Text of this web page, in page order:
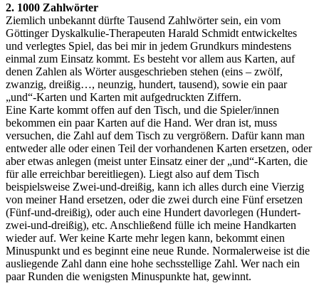
2. 1000 Zahlwörter
Ziemlich unbekannt dürfte Tausend Zahlwörter sein, ein vom
Göttinger Dyskalkulie-Therapeuten Harald Schmidt entwickeltes
und verlegtes Spiel, das bei mir in jedem Grundkurs mindestens
einmal zum Einsatz kommt. Es besteht vor allem aus Karten, auf
denen Zahlen als Wörter ausgeschrieben stehen (eins – zwölf,
zwanzig, dreißig…, neunzig, hundert, tausend), sowie ein paar
„und“-Karten und Karten mit aufgedruckten Ziffern.
Eine Karte kommt offen auf den Tisch, und die Spieler/innen
bekommen ein paar Karten auf die Hand. Wer dran ist, muss
versuchen, die Zahl auf dem Tisch zu vergrößern. Dafür kann man
entweder alle oder einen Teil der vorhandenen Karten ersetzen, oder
aber etwas anlegen (meist unter Einsatz einer der „und“-Karten, die
für alle erreichbar bereitliegen). Liegt also auf dem Tisch
beispielsweise Zwei-und-dreißig, kann ich alles durch eine Vierzig
von meiner Hand ersetzen, oder die zwei durch eine Fünf ersetzen
(Fünf-und-dreißig), oder auch eine Hundert davorlegen (Hundert-
zwei-und-dreißig), etc. Anschließend fülle ich meine Handkarten
wieder auf. Wer keine Karte mehr legen kann, bekommt einen
Minuspunkt und es beginnt eine neue Runde. Normalerweise ist die
ausliegende Zahl dann eine hohe sechsstellige Zahl. Wer nach ein
paar Runden die wenigsten Minuspunkte hat, gewinnt.